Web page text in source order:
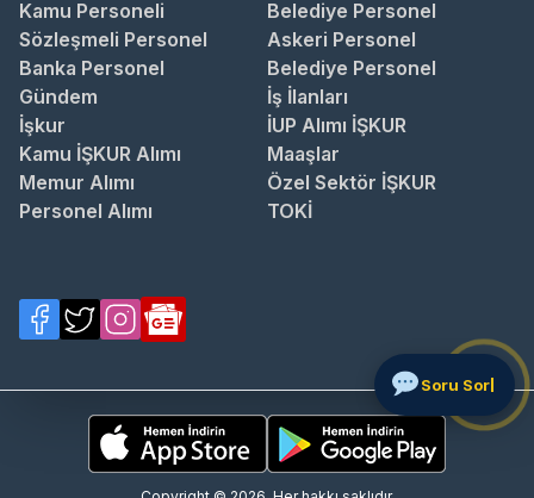
Kamu Personeli
Belediye Personel
Sözleşmeli Personel
Askeri Personel
Banka Personel
Belediye Personel
Gündem
İş İlanları
İşkur
İUP Alımı İŞKUR
Kamu İŞKUR Alımı
Maaşlar
Memur Alımı
Özel Sektör İŞKUR
Personel Alımı
TOKİ